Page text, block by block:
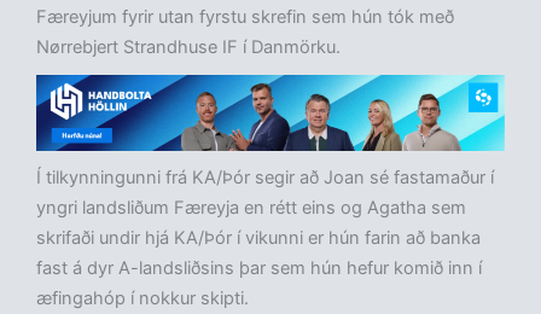
Færeyjum fyrir utan fyrstu skrefin sem hún tók með
Nørrebjert Strandhuse IF í Danmörku.
Í tilkynningunni frá KA/Þór segir að Joan sé fastamaður í
yngri landsliðum Færeyja en rétt eins og Agatha sem
skrifaði undir hjá KA/Þór í vikunni er hún farin að banka
fast á dyr A-landsliðsins þar sem hún hefur komið inn í
æfingahóp í nokkur skipti.